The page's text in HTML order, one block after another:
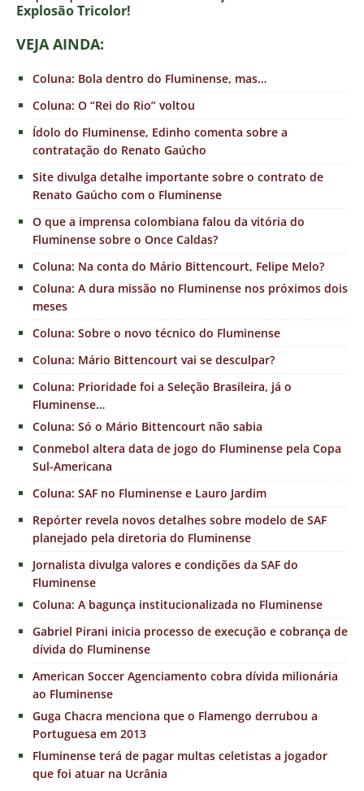
Explosão Tricolor!
VEJA AINDA:
Coluna: Bola dentro do Fluminense, mas…
Coluna: O “Rei do Rio” voltou
Ídolo do Fluminense, Edinho comenta sobre a
contratação do Renato Gaúcho
Site divulga detalhe importante sobre o contrato de
Renato Gaúcho com o Fluminense
O que a imprensa colombiana falou da vitória do
Fluminense sobre o Once Caldas?
Coluna: Na conta do Mário Bittencourt, Felipe Melo?
Coluna: A dura missão no Fluminense nos próximos dois
meses
Coluna: Sobre o novo técnico do Fluminense
Coluna: Mário Bittencourt vai se desculpar?
Coluna: Prioridade foi a Seleção Brasileira, já o
Fluminense…
Coluna: Só o Mário Bittencourt não sabia
Conmebol altera data de jogo do Fluminense pela Copa
Sul-Americana
Coluna: SAF no Fluminense e Lauro Jardim
Repórter revela novos detalhes sobre modelo de SAF
planejado pela diretoria do Fluminense
Jornalista divulga valores e condições da SAF do
Fluminense
Coluna: A bagunça institucionalizada no Fluminense
Gabriel Pirani inicia processo de execução e cobrança de
dívida do Fluminense
American Soccer Agenciamento cobra dívida milionária
ao Fluminense
Guga Chacra menciona que o Flamengo derrubou a
Portuguesa em 2013
Fluminense terá de pagar multas celetistas a jogador
que foi atuar na Ucrânia